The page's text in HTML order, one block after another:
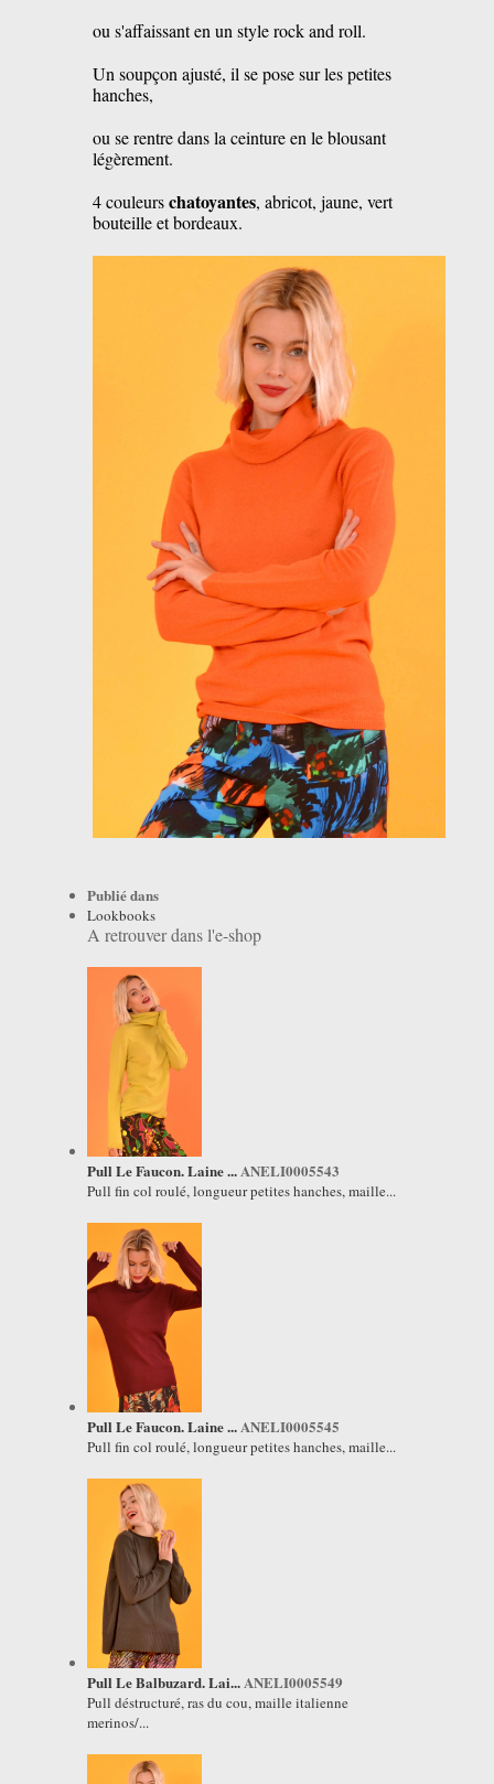
ou s'affaissant en un style rock and roll.
Un soupçon ajusté, il se pose sur les petites
hanches,
ou se rentre dans la ceinture en le blousant
légèrement.
4 couleurschatoyantes, abricot, jaune, vert
bouteille et bordeaux.
Publié dans
Lookbooks
A retrouver dans l'e-shop
Pull Le Faucon. Laine ...ANELI0005543
Pull fin col roulé, longueur petites hanches, maille...
Pull Le Faucon. Laine ...ANELI0005545
Pull fin col roulé, longueur petites hanches, maille...
Pull Le Balbuzard. Lai...ANELI0005549
Pull déstructuré, ras du cou, maille italienne
merinos/...